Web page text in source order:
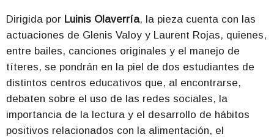
Dirigida por Luinis Olaverría, la pieza cuenta con las
actuaciones de Glenis Valoy y Laurent Rojas, quienes,
entre bailes, canciones originales y el manejo de
títeres, se pondrán en la piel de dos estudiantes de
distintos centros educativos que, al encontrarse,
debaten sobre el uso de las redes sociales, la
importancia de la lectura y el desarrollo de hábitos
positivos relacionados con la alimentación, el